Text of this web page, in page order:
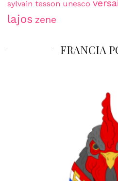
sylvain tesson unesco
lajos zene
FRANCIA